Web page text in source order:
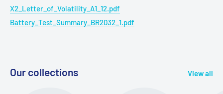
X2_Letter_of_Volatility_A1_12.pdf
Battery_Test_Summary_BR2032_1.pdf
Our collections View all